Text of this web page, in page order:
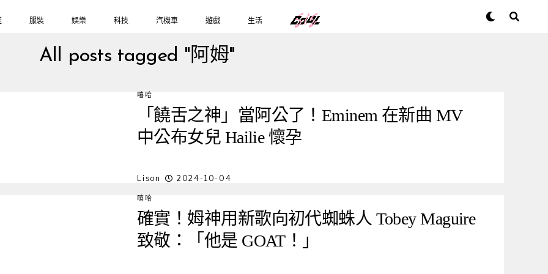
服裝 娛樂 科技 汽機車 遊戲 生活
All posts tagged "阿姆"
嘻哈
「饒舌之神」當阿公了！Eminem 在新曲 MV
中公布女兒 Hailie 懷孕
Lison 2024-10-04
嘻哈
確實！姆神用新歌向初代蜘蛛人 Tobey Maguire
致敬：「他是 GOAT！」